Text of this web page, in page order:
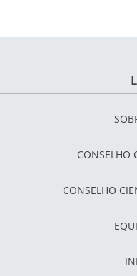
CONSELHO
CONSELHO